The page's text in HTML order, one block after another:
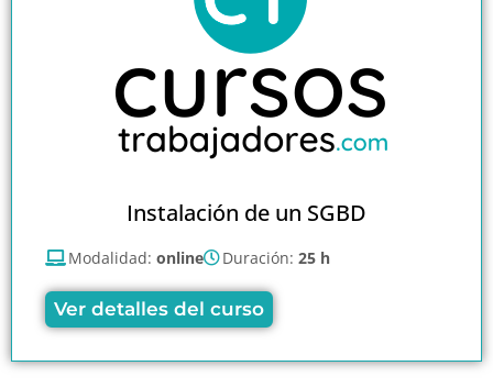
Instalación de un SGBD
Modalidad: online Duración: 25 h
Ver detalles del curso